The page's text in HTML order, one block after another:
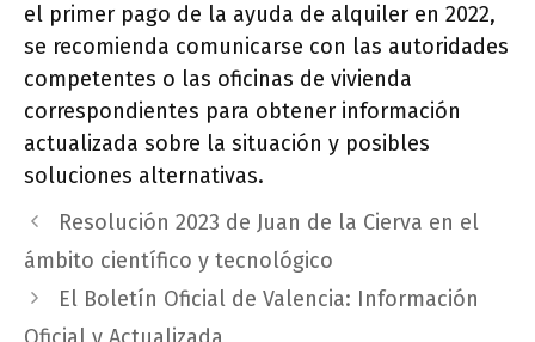
el primer pago de la ayuda de alquiler en 2022,
se recomienda comunicarse con las autoridades
competentes o las oficinas de vivienda
correspondientes para obtener información
actualizada sobre la situación y posibles
soluciones alternativas.
Resolución 2023 de Juan de la Cierva en el
ámbito científico y tecnológico
El Boletín Oficial de Valencia: Información